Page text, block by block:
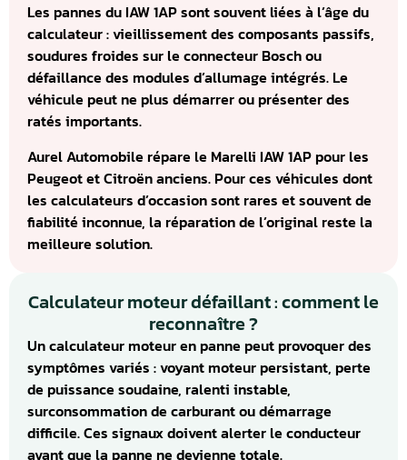
Les pannes du IAW 1AP sont souvent liées à l’âge du
calculateur : vieillissement des composants passifs,
soudures froides sur le connecteur Bosch ou
défaillance des modules d’allumage intégrés. Le
véhicule peut ne plus démarrer ou présenter des
ratés importants.
Aurel Automobile répare le Marelli IAW 1AP pour les
Peugeot et Citroën anciens. Pour ces véhicules dont
les calculateurs d’occasion sont rares et souvent de
fiabilité inconnue, la réparation de l’original reste la
meilleure solution.
Calculateur moteur défaillant : comment le
reconnaître ?
Un calculateur moteur en panne peut provoquer des
symptômes variés : voyant moteur persistant, perte
de puissance soudaine, ralenti instable,
surconsommation de carburant ou démarrage
difficile. Ces signaux doivent alerter le conducteur
avant que la panne ne devienne totale.